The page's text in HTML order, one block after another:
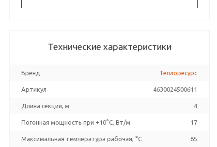
Технические характеристики
Бренд Теплоресурс
Артикул 4630024500611
Длина секции, м 4
Погонная мощность при +10°С, Вт/м 17
Максимальная температура рабочая, °C 65